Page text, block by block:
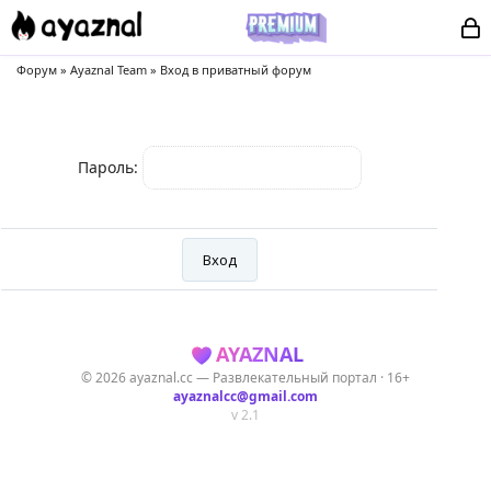
Форум » Ayaznal Team » Вход в приватный форум
Пароль:
AYAZNAL
© 2026 ayaznal.cc — Развлекательный портал · 16+
ayaznalcc@gmail.com
v 2.1